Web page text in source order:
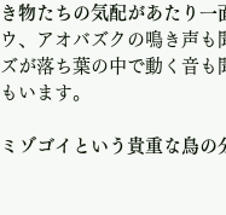
物たちの気配があたり一
、アオバズクの鳴き声も
が落ち葉の中で動く音も
もいます。
ゾゴイという貴重な鳥の